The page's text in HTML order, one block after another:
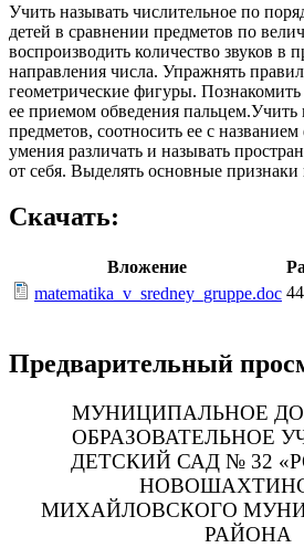
Учить называть числительное по
детей в сравнении предметов по
воспроизводить количество звуков в
направления числа. Упражнять
геометрические фигуры. Познакомить
ее приемом обведения пальцем.Учить
предметов, соотносить ее с
умения различать и называть
от себя. Выделять основные признаки
Скачать:
Вложение
matematika_v_sredney_gruppe.doc
Предварительный
МУНИЦИПАЛЬНОЕ
ОБРАЗОВАТЕЛЬНОЕ
ДЕТСКИЙ САД № 32
МИХАЙЛОВСКОГО
РАЙОНА